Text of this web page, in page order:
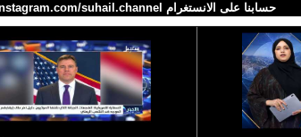
حسابنا على الانستغرام https://www.instagram.com/suhail.channel/ قناة_سهيل# ‪